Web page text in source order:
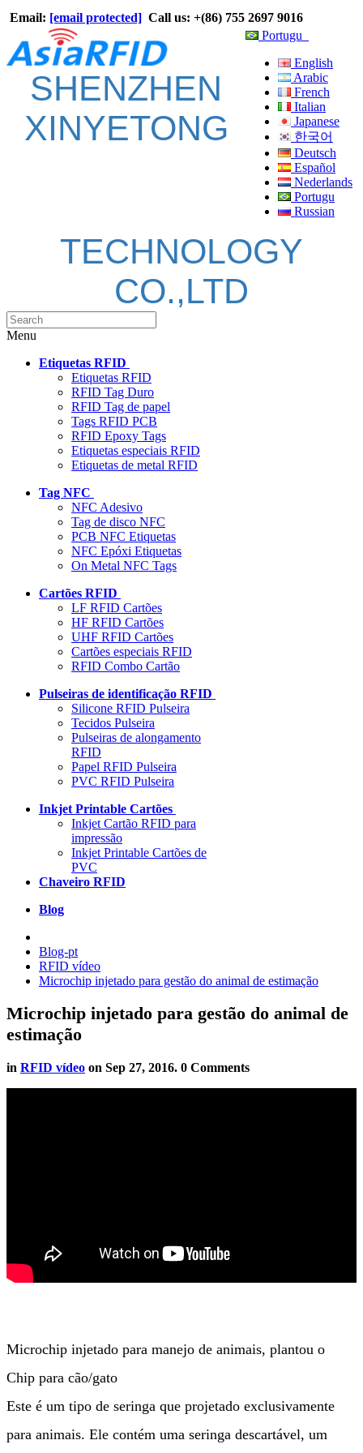
Email: [email protected] Call us: +(86) 755 2697 9016
Portugu
English
Arabic
French
Italian
Japanese
한국어
Deutsch
Español
Nederlands
Portugu
Russian
SHENZHEN
XINYETONG
TECHNOLOGY
CO.,LTD
Menu
Etiquetas RFID
Etiquetas RFID
RFID Tag Duro
RFID Tag de papel
Tags RFID PCB
RFID Epoxy Tags
Etiquetas especiais RFID
Etiquetas de metal RFID
Tag NFC
NFC Adesivo
Tag de disco NFC
PCB NFC Etiquetas
NFC Epóxi Etiquetas
On Metal NFC Tags
Cartões RFID
LF RFID Cartões
HF RFID Cartões
UHF RFID Cartões
Cartões especiais RFID
RFID Combo Cartão
Pulseiras de identificação RFID
Silicone RFID Pulseira
Tecidos Pulseira
Pulseiras de alongamento
RFID
Papel RFID Pulseira
PVC RFID Pulseira
Inkjet Printable Cartões
Inkjet Cartão RFID para
impressão
Inkjet Printable Cartões de
PVC
Chaveiro RFID
Blog
Blog-pt
RFID vídeo
Microchip injetado para gestão do animal de estimação
Microchip injetado para gestão do animal de
estimação
in RFID vídeo on Sep 27, 2016. 0 Comments
Microchip injetado para manejo de animais, plantou o
Chip para cão/gato
Este é um tipo de seringa que projetado exclusivamente
para animais. Ele contém uma seringa descartável, um